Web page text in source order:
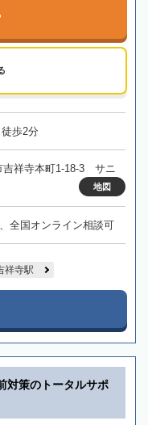
歩2分
吉祥寺本町1-18-3 サニ
地図
全国オンライン相談可
祥寺駅
対策のトータルサポ